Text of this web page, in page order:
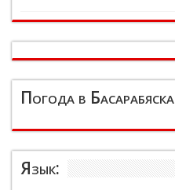
Погода в Басарабяска
Язык: